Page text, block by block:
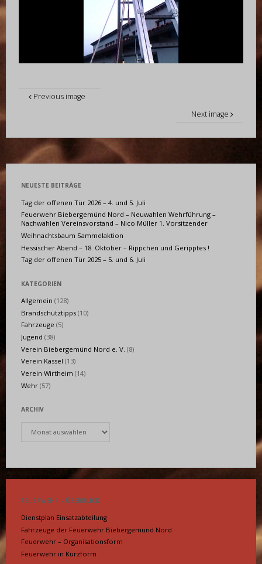
Previous image
Next image
NEUESTE BEITRÄGE
Tag der offenen Tür 2026 – 4. und 5. Juli
Feuerwehr Biebergemünd Nord – Neuwahlen Wehrführung –
Nachwahlen Vereinsvorstand – Nico Müller 1. Vorsitzender
Weihnachtsbaum Sammelaktion
Hessischer Abend – 18. Oktober – Rippchen und Geripptes !
Tag der offenen Tür 2025 – 5. und 6. Juli
KATEGORIEN
Allgemein (128)
Brandschutztipps (10)
Fahrzeuge (5)
Jugend (38)
Verein Biebergemünd Nord e. V. (8)
Verein Kassel (13)
Verein Wirtheim (14)
Wehr (57)
ARCHIV
FEUERWEHR – ÜBERBLICK
Dienstplan Einsatzabteilung
Fahrzeuge der Feuerwehr Biebergemünd Nord
Feuerwehr – Organisationsform
Feuerwehr in Kurzform